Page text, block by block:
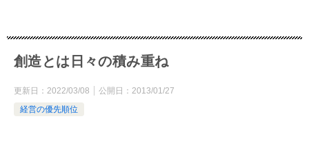
創造とは日々の積み重ね
更新日： 2022/03/08 公開日： 2013/01/27
経営の優先順位